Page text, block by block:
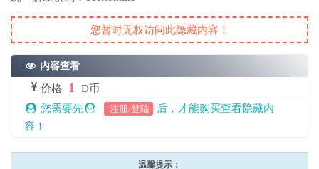
您暂时无权访问此隐藏内容！
内容查看
价格 1
D币
您需要先
注册/登陆
后，才能购买查看隐藏内
容！
温馨提示：